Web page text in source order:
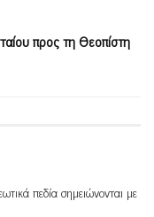
προς τη Θεοπίστη
πεδία σημειώνονται με